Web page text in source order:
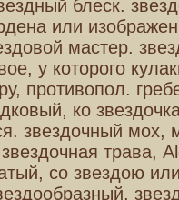
блеск.
или
мастер.
у которого
противопол.
ко
звездочный мох,
трава,
со звездою